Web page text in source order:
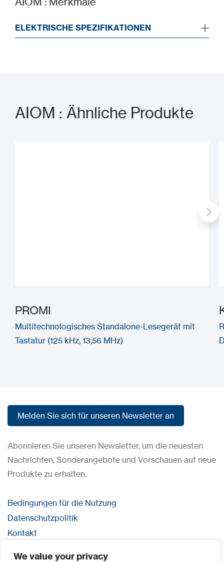
We value your privacy
ELEKTRISCHE SPEZIFIKATIONEN
AIOM : Ähnliche Produkte
PROMI
Multitechnologisches Standalone-Lesegerät mit
Tastatur (125 kHz, 13,56 MHz)
Melden Sie sich für unseren Newsletter an
Abonnieren Sie unseren Newsletter, um die neuesten
Nachrichten, Sonderangebote und Vorschauen auf neue
Produkte zu erhalten.
Bedingungen für die Nutzung
Datenschutzpolitik
Kontakt